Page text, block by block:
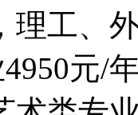
理工、
元/